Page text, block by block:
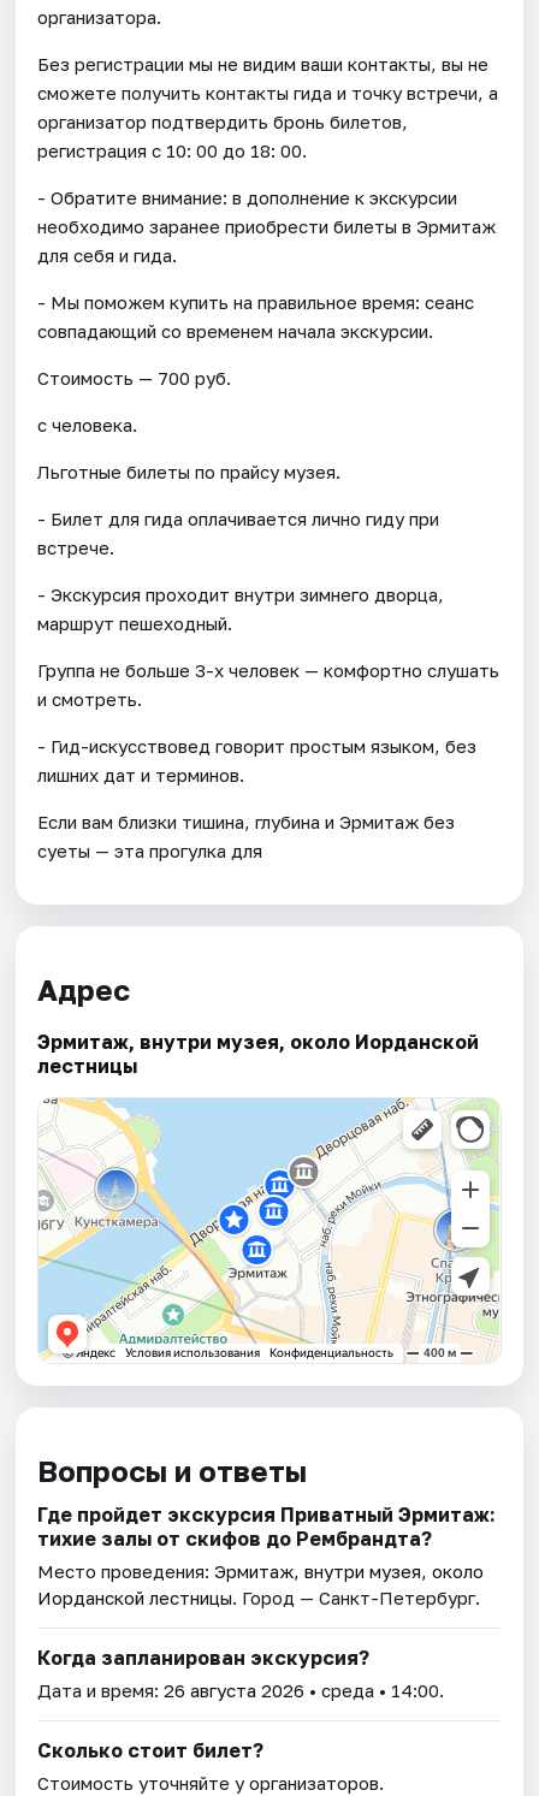
организатора.
Без регистрации мы не видим ваши контакты, вы не
сможете получить контакты гида и точку встречи, а
организатор подтвердить бронь билетов,
регистрация с 10: 00 до 18: 00.
- Обратите внимание: в дополнение к экскурсии
необходимо заранее приобрести билеты в Эрмитаж
для себя и гида.
- Мы поможем купить на правильное время: сеанс
совпадающий со временем начала экскурсии.
Стоимость — 700 руб.
с человека.
Льготные билеты по прайсу музея.
- Билет для гида оплачивается лично гиду при
встрече.
- Экскурсия проходит внутри зимнего дворца,
маршрут пешеходный.
Группа не больше 3-х человек — комфортно слушать
и смотреть.
- Гид-искусствовед говорит простым языком, без
лишних дат и терминов.
Если вам близки тишина, глубина и Эрмитаж без
суеты — эта прогулка для
Адрес
Эрмитаж, внутри музея, около Иорданской
лестницы
Вопросы и ответы
Где пройдет экскурсия Приватный Эрмитаж:
тихие залы от скифов до Рембрандта?
Место проведения:Эрмитаж, внутри музея, около
Иорданской лестницы. Город — Санкт-Петербург.
Когда запланирован экскурсия?
Дата и время:26 августа 2026 • среда • 14:00.
Сколько стоит билет?
Стоимость уточняйте у организаторов.